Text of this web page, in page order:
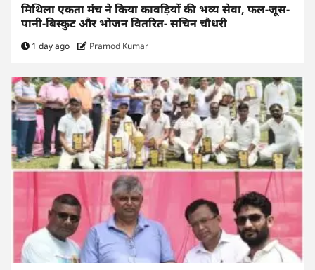
मिथिला एकता मंच ने किया कावड़ियों की भव्य सेवा, फल-जूस-
पानी-बिस्कुट और भोजन वितरित- सचिन चौधरी
1 day ago Pramod Kumar